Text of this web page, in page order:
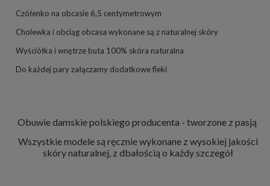
Czółenko na obcasie 6,5 centymetrowym
Cholewka i obciąg obcasa wykonane są z naturalnej skóry
Wyściółka i wnętrze buta 100% skóra naturalna
Do każdej pary załączamy dodatkowe fleki
Obuwie damskie polskiego producenta - tworzone z pasją
Wszystkie modele są ręcznie wykonane z wysokiej jakości
skóry naturalnej, z dbałością o każdy szczegół